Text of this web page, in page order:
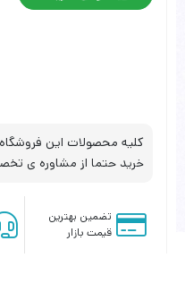
کلیه محصولات این
خرید حتما از مشاوره ی
تضمین بهترین
قیمت بازار